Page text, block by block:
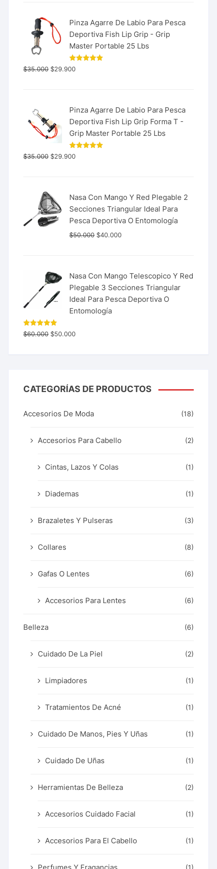
Pinza Agarre De Labio Para Pesca
Deportiva Fish Lip Grip - Grip
Master Portable 25 Lbs
Valorado
con
$35.000 $29.900
Pinza Agarre De Labio Para Pesca
Deportiva Fish Lip Grip Forma T -
Grip Master Portable 25 Lbs
Valorado
con
$35.000 $29.900
Nasa Con Mango Y Red Plegable 2
Secciones Triangular Ideal Para
Pesca Deportiva O Entomología
$50.000 $40.000
Nasa Con Mango Telescopico Y Red
Plegable 3 Secciones Triangular
Ideal Para Pesca Deportiva O
Entomología
Valorado
con 5.00
$60.000 $50.000
CATEGORÍAS DE PRODUCTOS
Accesorios De Moda (18)
Accesorios Para Cabello (2)
Cintas, Lazos Y Colas (1)
Diademas (1)
Brazaletes Y Pulseras (3)
Collares (8)
Gafas O Lentes (6)
Accesorios Para Lentes (6)
Belleza (6)
Cuidado De La Piel (2)
Limpiadores (1)
Tratamientos De Acné (1)
Cuidado De Manos, Pies Y Uñas (1)
Cuidado De Uñas (1)
Herramientas De Belleza (2)
Accesorios Cuidado Facial (1)
Accesorios Para El Cabello (1)